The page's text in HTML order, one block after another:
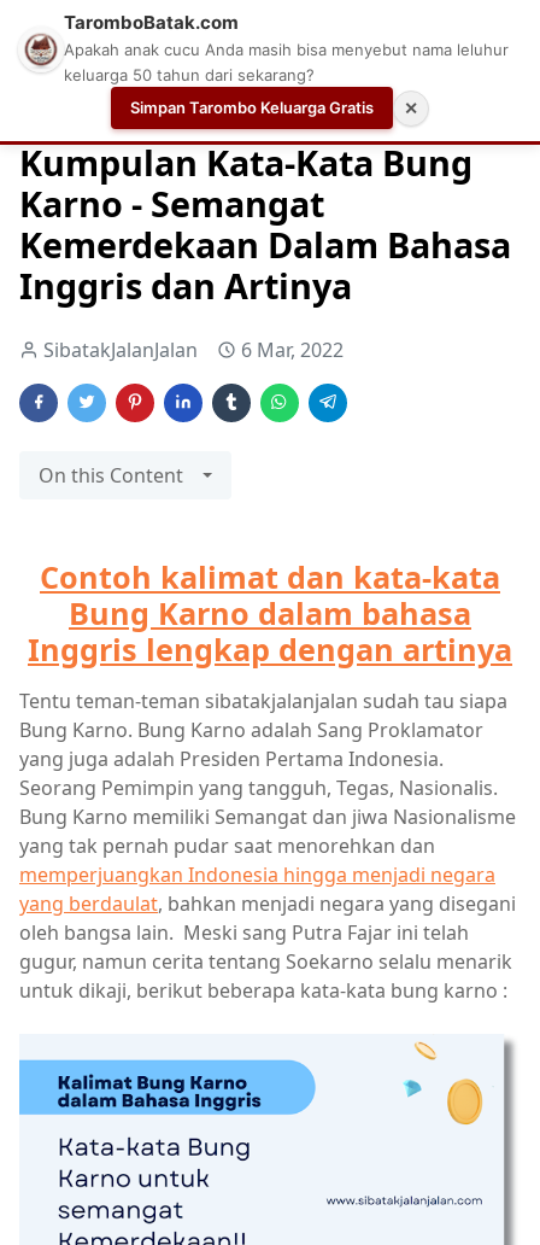
Bahasa Inggris Bahasa Inggris itu Penting
Kumpulan Kata-Kata Bung
Karno - Semangat
Kemerdekaan Dalam Bahasa
Inggris dan Artinya
SibatakJalanJalan 6 Mar, 2022
On this Content
Contoh kalimat dan kata-kata
Bung Karno dalam bahasa
Inggris lengkap dengan artinya
Tentu teman-teman sibatakjalanjalan sudah tau siapa
Bung Karno. Bung Karno adalah Sang Proklamator
yang juga adalah Presiden Pertama Indonesia.
Seorang Pemimpin yang tangguh, Tegas, Nasionalis.
Bung Karno memiliki Semangat dan jiwa Nasionalisme
yang tak pernah pudar saat menorehkan dan
memperjuangkan Indonesia hingga menjadi negara
yang berdaulat, bahkan menjadi negara yang disegani
oleh bangsa lain. Meski sang Putra Fajar ini telah
gugur, namun cerita tentang Soekarno selalu menarik
untuk dikaji, berikut beberapa kata-kata bung karno :
TaromboBatak.com
Apakah anak cucu Anda masih bisa menyebut nama leluhur
keluarga 50 tahun dari sekarang?
Simpan Tarombo Keluarga Gratis
✕